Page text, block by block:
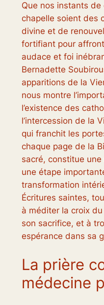
Que nos instants
chapelle soient des
divine et de
fortifiant pour
audace et foi
Bernadette
apparitions de la
nous montre
l’existence des
l’intercession de la
qui franchit les
chaque page de la
sacré, constitue
une étape
transformation
Écritures saintes,
à méditer la croix
son sacrifice, et à
espérance dans sa
La prière
médecine